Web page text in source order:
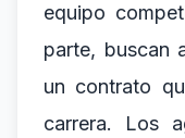
equipo
parte, buscan
un contrato
carrera. Los